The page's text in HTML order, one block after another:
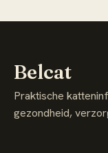
Belcat
Praktische
gezondheid,